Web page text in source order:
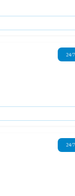
24/7
24/7